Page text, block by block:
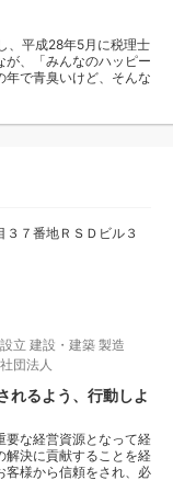
、平成28年5月に税理士
が、「みんなのハッピー
年で青臭いけど、そんな
７番地ＲＳＤビル３
立 建設・建築 製造
団法人
れるよう、行動しよ
要な経営資源となって経
解決に貢献することを経
客様から信頼をされ、必